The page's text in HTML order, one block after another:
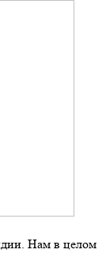
Нам в целом